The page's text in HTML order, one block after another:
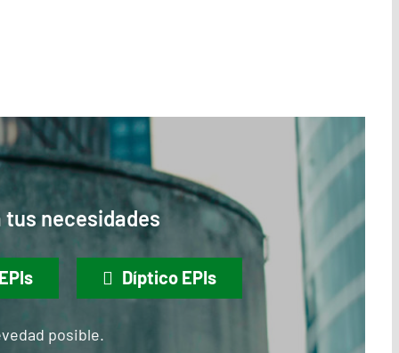
tus necesidades
Díptico EPIs
posible.